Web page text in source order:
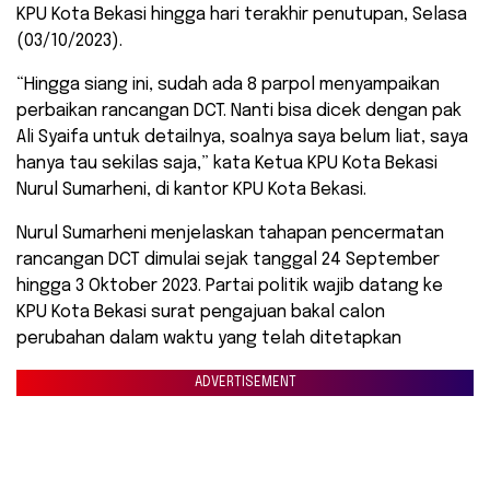
KPU Kota Bekasi hingga hari terakhir penutupan, Selasa
(03/10/2023).
“Hingga siang ini, sudah ada 8 parpol menyampaikan
perbaikan rancangan DCT. Nanti bisa dicek dengan pak
Ali Syaifa untuk detailnya, soalnya saya belum liat, saya
hanya tau sekilas saja,” kata Ketua KPU Kota Bekasi
Nurul Sumarheni, di kantor KPU Kota Bekasi.
Nurul Sumarheni menjelaskan tahapan pencermatan
rancangan DCT dimulai sejak tanggal 24 September
hingga 3 Oktober 2023. Partai politik wajib datang ke
KPU Kota Bekasi surat pengajuan bakal calon
perubahan dalam waktu yang telah ditetapkan
ADVERTISEMENT